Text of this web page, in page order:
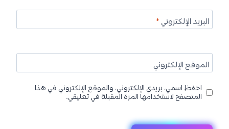
البريد الإلكتروني*
الموقع الإلكتروني
احفظ اسمي، بريدي الإلكتروني، والموقع الإلكتروني في هذا
المتصفح لاستخدامها المرة المقبلة في تعليقي.